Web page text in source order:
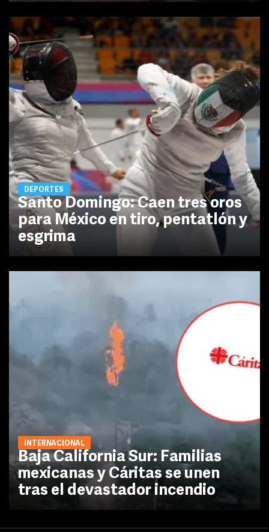
DEPORTES
Santo Domingo: Caen tres oros
para México en tiro, pentatlón y
esgrima
INTERNACIONAL
Baja California Sur: Familias
mexicanas y Cáritas se unen
tras el devastador incendio